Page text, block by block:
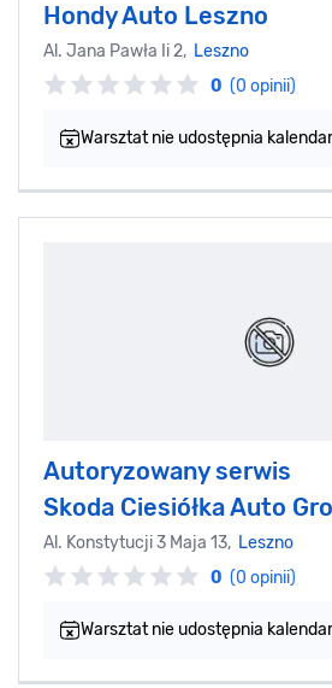
Hondy Auto Leszno
Al. Jana Pawła Ii 2, Leszno
0 (0 opinii)
Warsztat nie udostępnia
Autoryzowany serwis
Skoda Ciesiółka Auto
Al. Konstytucji 3 Maja 13, Leszno
0 (0 opinii)
Warsztat nie udostępnia